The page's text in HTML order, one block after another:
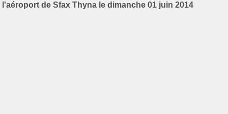
l'aéroport de Sfax Thyna le dimanche 01 juin 2014